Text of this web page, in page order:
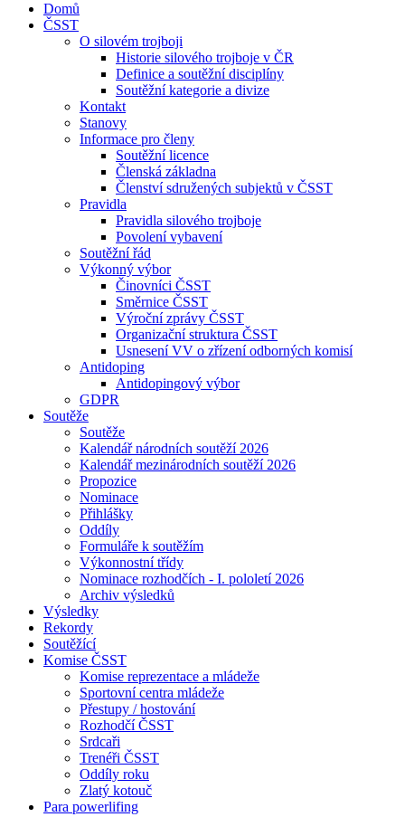
Domů
ČSST
O silovém trojboji
Historie silového trojboje v ČR
Definice a soutěžní disciplíny
Soutěžní kategorie a divize
Kontakt
Stanovy
Informace pro členy
Soutěžní licence
Členská základna
Členství sdružených subjektů v ČSST
Pravidla
Pravidla silového trojboje
Povolení vybavení
Soutěžní řád
Výkonný výbor
Činovníci ČSST
Směrnice ČSST
Výroční zprávy ČSST
Organizační struktura ČSST
Usnesení VV o zřízení odborných komisí
Antidoping
Antidopingový výbor
GDPR
Soutěže
Soutěže
Kalendář národních soutěží 2026
Kalendář mezinárodních soutěží 2026
Propozice
Nominace
Přihlášky
Oddíly
Formuláře k soutěžím
Výkonnostní třídy
Nominace rozhodčích - I. pololetí 2026
Archiv výsledků
Výsledky
Rekordy
Soutěžící
Komise ČSST
Komise reprezentace a mládeže
Sportovní centra mládeže
Přestupy / hostování
Rozhodčí ČSST
Srdcaři
Trenéři ČSST
Oddíly roku
Zlatý kotouč
Para powerlifing